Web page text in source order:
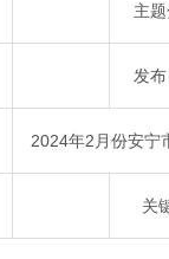
主题
发布
2024年2月份安宁
关